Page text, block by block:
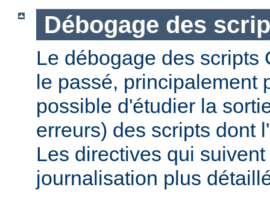
Débogage des
Le débogage des scripts
le passé, principalement
possible d'étudier la
erreurs) des scripts dont
Les directives qui
journalisation plus